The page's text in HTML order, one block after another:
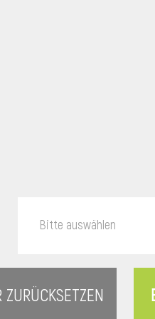
Bitte auswählen